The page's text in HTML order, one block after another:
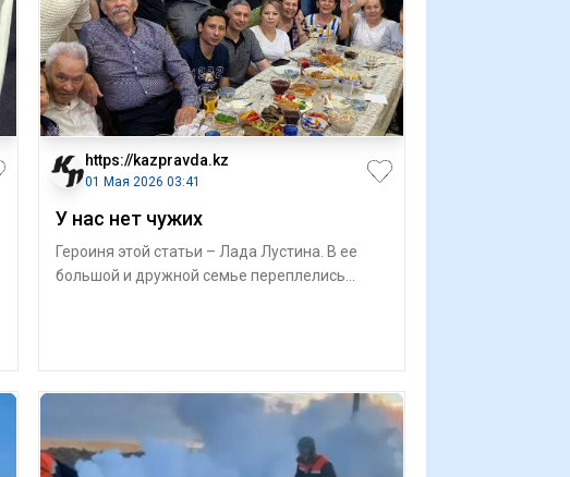
https://kazpravda.kz
01 Мая 2026 03:41
У нас нет чужих
Героиня этой статьи – Лада Лустина. В ее
большой и дружной семье переплелись